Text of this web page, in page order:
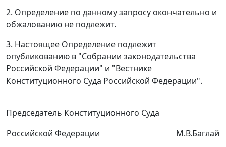
2. Определение по данному запросу окончательно и
обжалованию не подлежит.
3. Настоящее Определение подлежит
опубликованию в "Собрании законодательства
Российской Федерации" и "Вестнике
Конституционного Суда Российской Федерации".
Председатель Конституционного Суда
Российской Федерации
М.В.Баглай